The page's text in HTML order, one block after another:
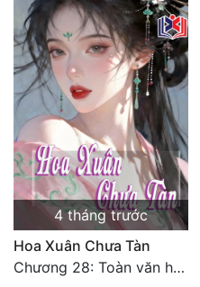
4 tháng trước
Hoa Xuân Chưa Tàn
Chương 28: Toàn văn hoàn